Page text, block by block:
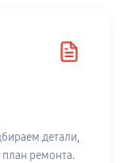
детали,
ремонта.